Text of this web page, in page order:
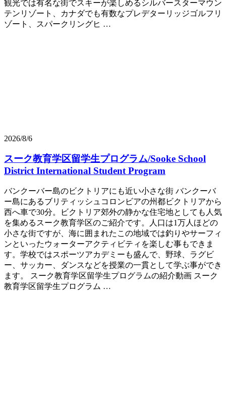
観光では有名な街でスキーが楽しめるシルバースターマウン
テンリゾート、カナダでも有数なプレデターリッジゴルフリ
ゾート、スパークリングヒ …
2026/8/6
スーク教育学区留学生プログラム/Sooke School
District International Student Program
バンクーバー島のビクトリアにも近い小さな街 バンクーバ
ー島にあるブリティッシュコロンビアの州都ビクトリアから
西へ車で30分。ビクトリア郊外の静かな住宅地としても人気
を集めるスーク教育学区のご紹介です。人口は1万人ほどの
小さな街ですが、海に囲まれたこの地域では釣りやサーフィ
ンといったウォーターアクティビティを楽しむ事もできま
す。学校ではスポーツアカデミーも盛んで、野球、ラグビ
ー、サッカー、ダンスなどを授業の一貫として学ぶ事ができ
ます。 スーク教育学区留学生プログラムの紹介動画 スーク
教育学区留学生プログラム …